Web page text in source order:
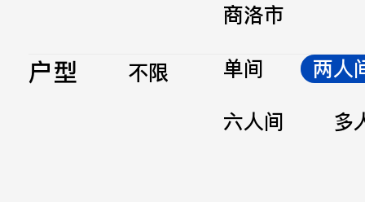
商洛市
户型 不限 单间
两人
六人间
多